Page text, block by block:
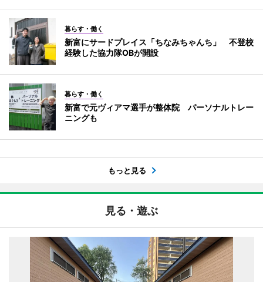
暮らす・働く
新富にサードプレイス「ちなみちゃんち」 不登校
経験した協力隊OBが開設
暮らす・働く
新富で元ヴィアマ選手が整体院 パーソナルトレー
ニングも
もっと見る
見る・遊ぶ